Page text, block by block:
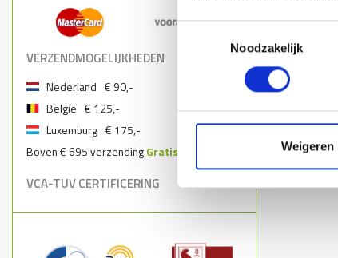
Toestemmingsselectie
Noodzakelijk
Weigeren
VERZENDMOGELIJKHEDEN
Nederland € 90,-
België € 125,-
Luxemburg € 175,-
Boven € 695 verzendingGratis
VCA-TUV CERTIFICERING